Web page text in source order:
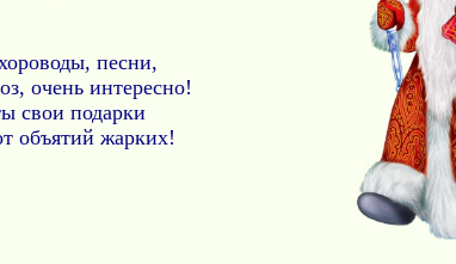
песни,
очень интересно!
свои подарки
объятий жарких!